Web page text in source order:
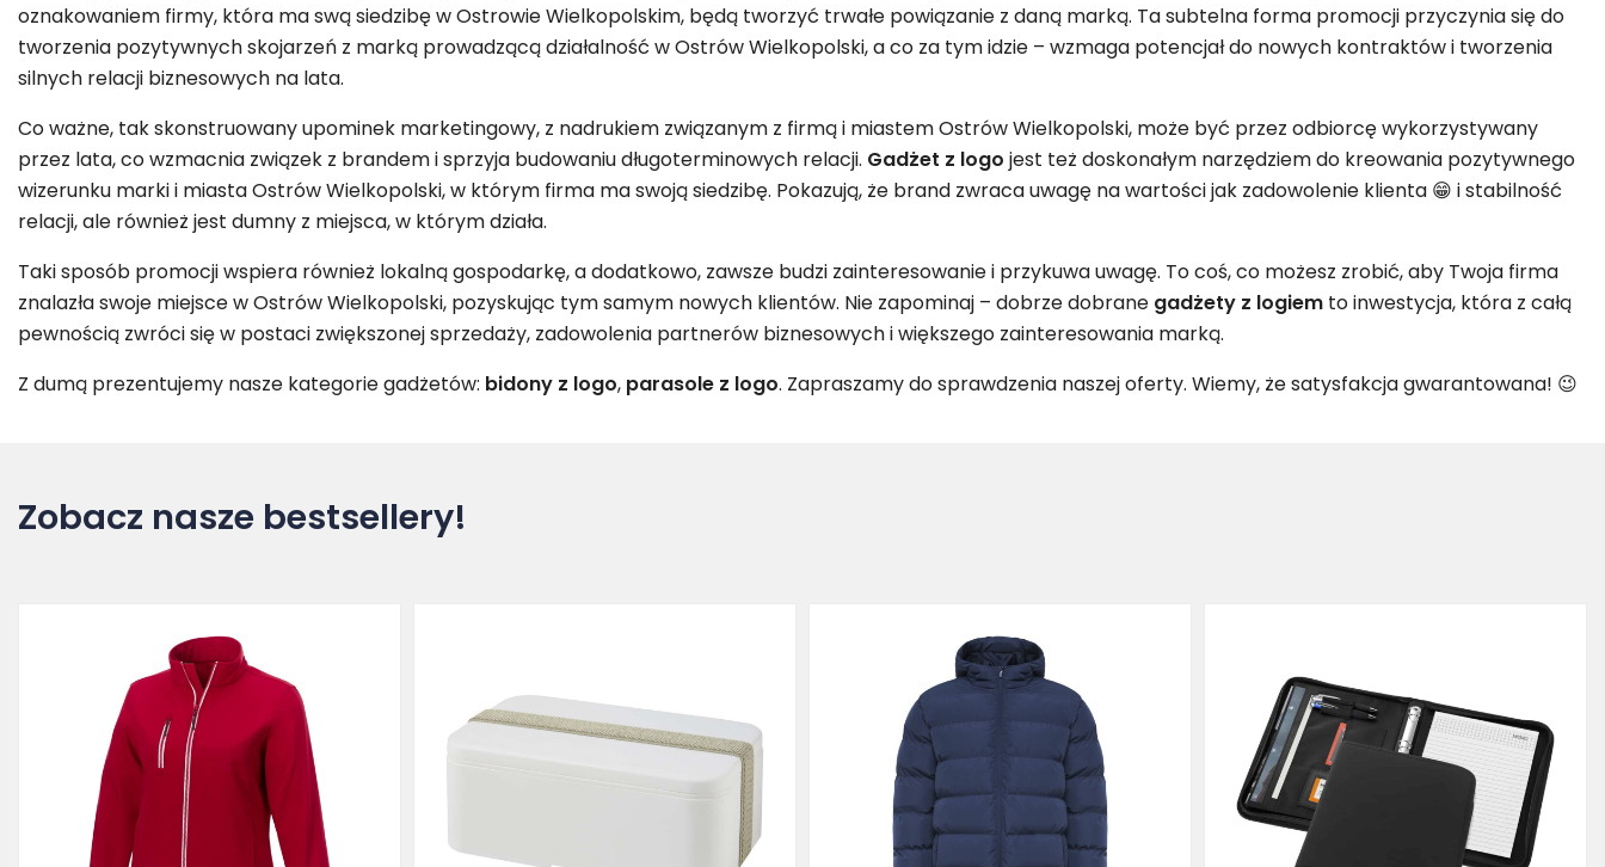
oznakowaniem firmy, która ma swą siedzibę w Ostrowie Wielkopolskim, będą tworzyć trwałe powiązanie z daną marką. Ta subtelna forma promocji przyczynia się do
tworzenia pozytywnych skojarzeń z marką prowadzącą działalność w Ostrów Wielkopolski, a co za tym idzie – wzmaga potencjał do nowych kontraktów i tworzenia
silnych relacji biznesowych na lata.
Co ważne, tak skonstruowany upominek marketingowy, z nadrukiem związanym z firmą i miastem Ostrów Wielkopolski, może być przez odbiorcę wykorzystywany
przez lata, co wzmacnia związek z brandem i sprzyja budowaniu długoterminowych relacji. Gadżet z logo jest też doskonałym narzędziem do kreowania pozytywnego
wizerunku marki i miasta Ostrów Wielkopolski, w którym firma ma swoją siedzibę. Pokazują, że brand zwraca uwagę na wartości jak zadowolenie klienta 😁 i stabilność
relacji, ale również jest dumny z miejsca, w którym działa.
Taki sposób promocji wspiera również lokalną gospodarkę, a dodatkowo, zawsze budzi zainteresowanie i przykuwa uwagę. To coś, co możesz zrobić, aby Twoja firma
znalazła swoje miejsce w Ostrów Wielkopolski, pozyskując tym samym nowych klientów. Nie zapominaj – dobrze dobrane gadżety z logiem to inwestycja, która z całą
pewnością zwróci się w postaci zwiększonej sprzedaży, zadowolenia partnerów biznesowych i większego zainteresowania marką.
Z dumą prezentujemy nasze kategorie gadżetów: bidony z logo, parasole z logo. Zapraszamy do sprawdzenia naszej oferty. Wiemy, że satysfakcja gwarantowana! 😉
Zobacz nasze bestsellery!